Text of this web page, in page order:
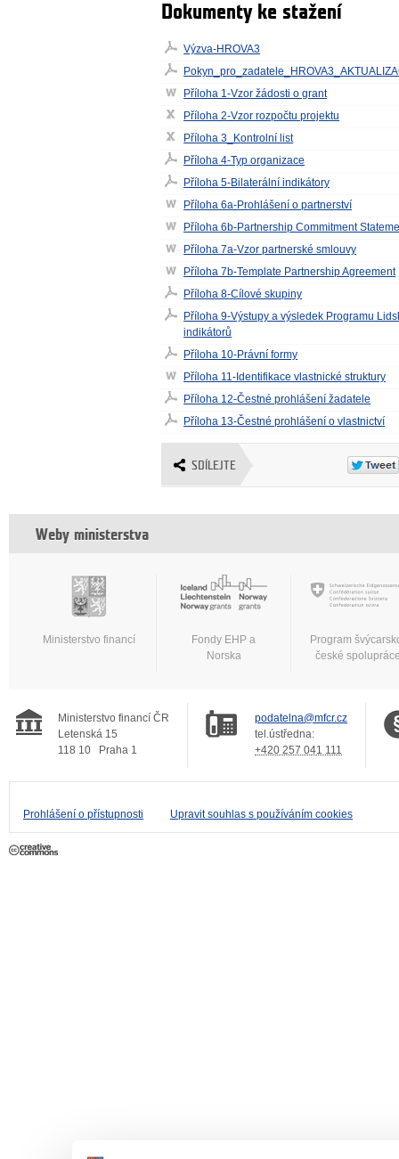
Dokumenty ke stažení
Výzva-HROVA3
Příloha 1-Vzor žádosti o grant
Příloha 2-Vzor rozpočtu projektu
Příloha 3_Kontrolní list
Příloha 4-Typ organizace
Příloha 5-Bilaterální indikátory
Příloha 6a-Prohlášení o partnerství
Příloha 6b-Partnership Commitment
Příloha 7a-Vzor partnerské smlouvy
Příloha 7b-Template Partnership Agreement
Příloha 8-Cílové skupiny
Příloha 9-Výstupy a výsledek Programu
indikátorů
Příloha 10-Právní formy
Příloha 11-Identifikace vlastnické struktury
Příloha 12-Čestné prohlášení žadatele
Příloha 13-Čestné prohlášení o vlastnictví
SDÍLEJTE
Weby ministerstva
Ministerstvo financí
Fondy EHP a
Norska
Program
české
Ministerstvo financí ČR
Letenská 15
118 10
Praha 1
podatelna@mfcr.cz
tel.ústředna:
+420 257 041 111
Prohlášení o přístupnosti Upravit souhlas s používáním cookies